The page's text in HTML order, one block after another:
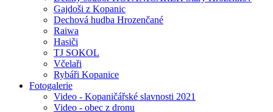
Gajdoši z Kopanic
Dechová hudba Hrozenčané
Raiwa
Hasiči
TJ SOKOL
Včelaři
Rybáři Kopanice
Fotogalerie
Video - Kopaničářské slavnosti 2021
Video - obec z dronu